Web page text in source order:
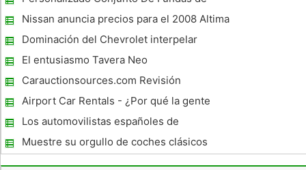
asiento para el cazador Avid /outdoorsmen
In Your Life
Nissan anuncia precios para el 2008 Altima
Coupe
Dominación del Chevrolet interpelar
El entusiasmo Tavera Neo
Carauctionsources.com Revisión
Airport Car Rentals - ¿Por qué la gente
como Aeropuerto Alquiler de coches
Los automovilistas españoles de
arrendamiento
Muestre su orgullo de coches clásicos